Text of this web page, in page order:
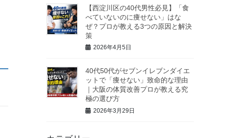
【西淀川区の40代男性必見】「食
べていないのに痩せない」はな
ぜ？プロが教える3つの原因と解決
策
2026年4月5日
40代50代がセブンイレブンダイエ
ットで「痩せない」致命的な理由
｜大阪の体質改善プロが教える究
極の選び方
2026年3月29日